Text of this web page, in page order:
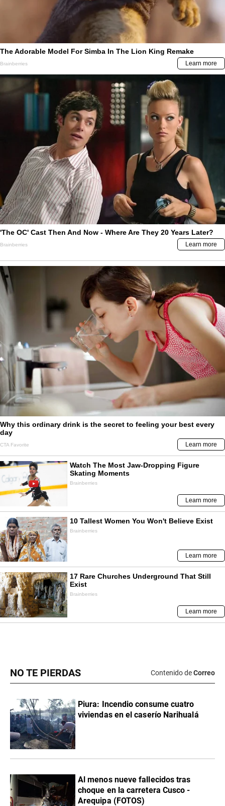
NO TE PIERDAS Contenido deCorreo
Piura: Incendio consume cuatro
viviendas en el caserío Narihualá
Al menos nueve fallecidos tras
choque en la carretera Cusco -
Arequipa (FOTOS)